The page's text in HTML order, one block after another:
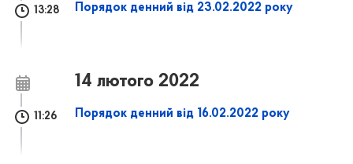
13:28 Порядок денний від 23.02.2022 року
14 лютого 2022
11:26 Порядок денний від 16.02.2022 року